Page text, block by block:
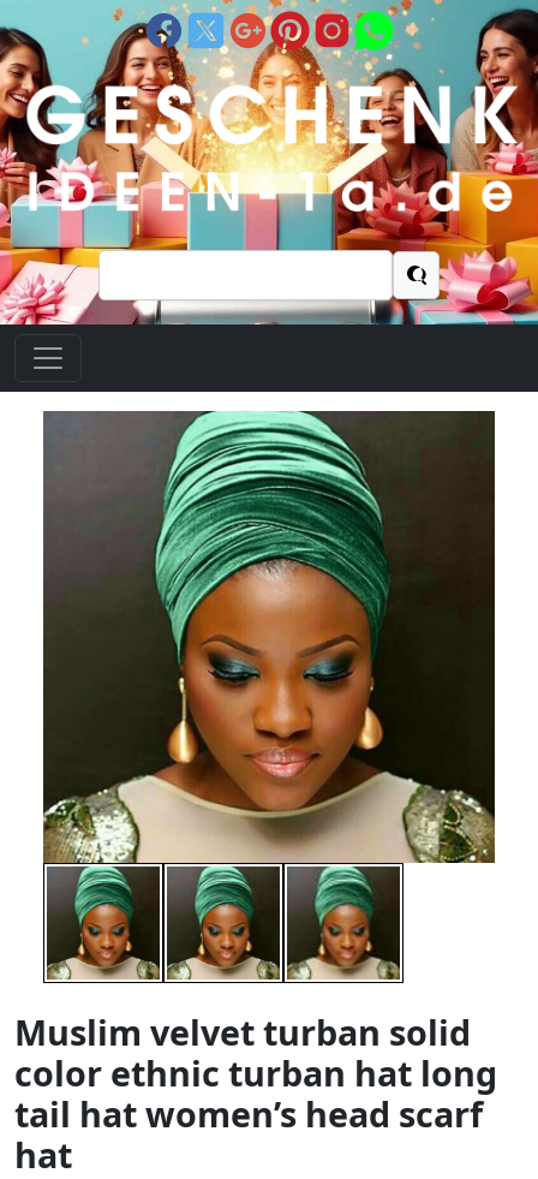
Suchen
nach:
Muslim velvet turban solid
color ethnic turban hat long
tail hat women’s head scarf
hat